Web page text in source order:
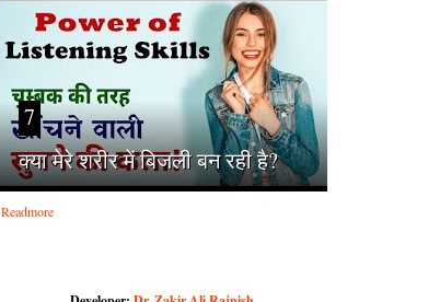
7
क्‍या मेरे शरीर में बिजली बन रही है?
Readmore